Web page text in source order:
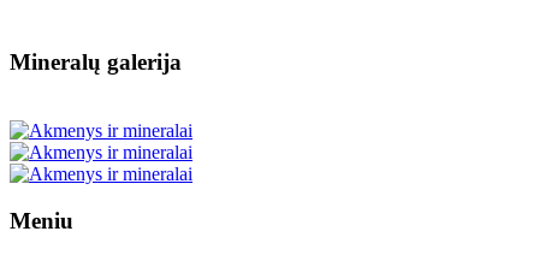
Mineralų galerija
Meniu